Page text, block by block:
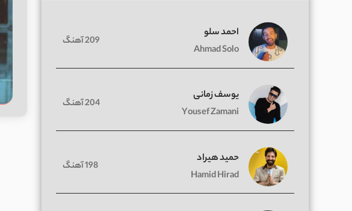
احمد سلو
Ahmad Solo
209 آهنگ
یوسف زمانی
Yousef Zamani
204 آهنگ
حمید هیراد
Hamid Hirad
198 آهنگ